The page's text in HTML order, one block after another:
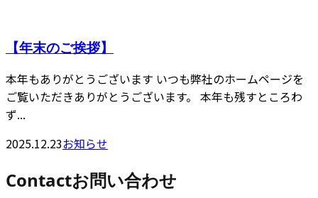
【年末のご挨拶】
本年もありがとうございます いつも弊社のホームページを
ご覧いただきありがとうございます。 本年も残すところわ
ず...
2025.12.23お知らせ
Contactお問い合わせ